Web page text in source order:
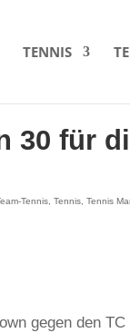
TENNIS
30 für
Tennis ,Tennis ,Tennis
gegen den